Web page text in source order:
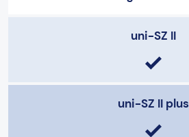
uni-SZ II
uni-SZ II plus